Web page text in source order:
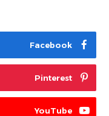
Facebook
Pinterest
YouTube